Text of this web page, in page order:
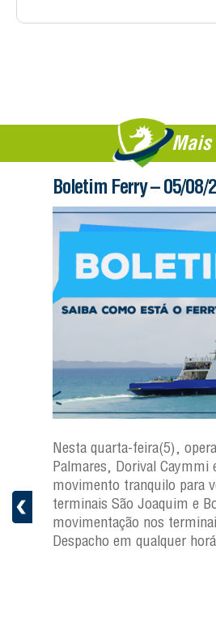
Mais
a
Boletim Ferry – 05/08/
Nesta quarta-feira(5),
Palmares, Dorival Caymmi
movimento tranquilo para
terminais São Joaquim e
movimentação nos
Despacho em qualquer